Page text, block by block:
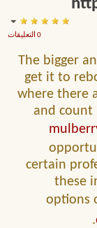
0 التعليقات
The bigger
get it to
where there
and count
certain
these
options